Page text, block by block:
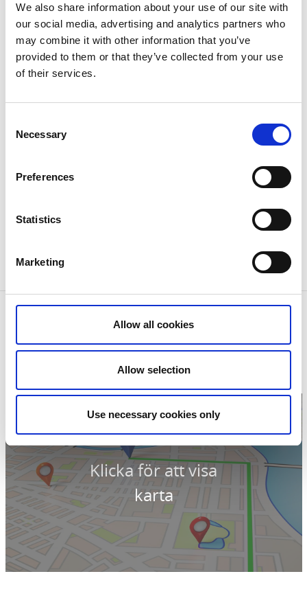
We also share information about your use of our site with
our social media, advertising and analytics partners who
may combine it with other information that you’ve
provided to them or that they’ve collected from your use
of their services.
Selection
Necessary
Preferences
Statistics
Marketing
Allow all cookies
Allow selection
Use necessary cookies only
Hembygdsgård
Öppet söndagar kl. 11-15
Årets utställning innehåller nya foton insamlade från
Järbobor och visar bilder från bygden från sekelskiftet
Passa samtidigt på att ta en fika i vårt café där det
serveras våfflor och hembakat och njut av Vinnsäters
Har du gamla foton från Järbo? Ta gärna med dem så
Vinnsäter
Hemsida:jarbo-dalsland.se/
Klicka för att visa
karta